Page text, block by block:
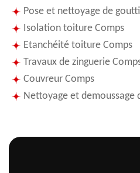
Pose et nettoyage de
Isolation toiture Comps
Etanchéité toiture Comps
Travaux de zinguerie
Couvreur Comps
Nettoyage et demoussage